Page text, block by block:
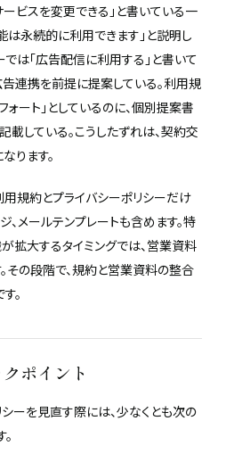
ビスを変更できる」と書いている一
は永続的に利用できます」と説明し
では「広告配信に利用する」と書いて
連携を前提に提案している。利用規
ート」としているのに、個別提案書
載している。こうしたずれは、契約交
ります。
規約とプライバシーポリシーだけ
、メールテンプレートも含めます。特
拡大するタイミングでは、営業資料
その段階で、規約と営業資料の整合
。
ポイント
ーを見直す際には、少なくとも次の